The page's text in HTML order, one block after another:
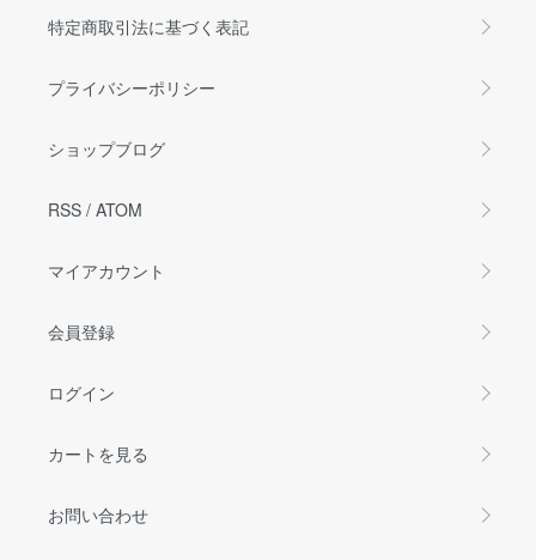
特定商取引法に基づく表記
プライバシーポリシー
ショップブログ
RSS / ATOM
マイアカウント
会員登録
ログイン
カートを見る
お問い合わせ